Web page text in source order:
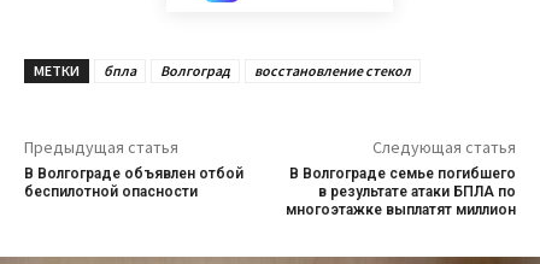
МЕТКИ бпла Волгоград восстановление стекол
Предыдущая статья
В Волгограде объявлен отбой
беспилотной опасности
Следующая статья
В Волгограде семье погибшего
в результате атаки БПЛА по
многоэтажке выплатят миллион